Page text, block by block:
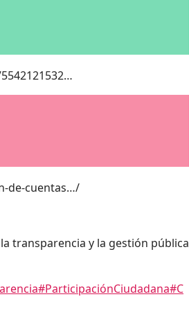
de-cuentas…/
transparencia y la gestión pública
#ParticipaciónCiudadana#C